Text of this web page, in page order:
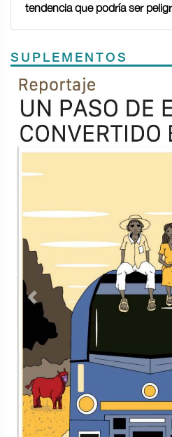
tendencia que podría ser
SUPLEMENTOS
Previous